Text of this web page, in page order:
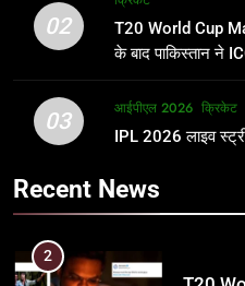
उम्र,
जानकारी
क्रिकेट
2
T20
3
IPL
02
T20 World Cup
के बाद पाकिस्तान ने
03 आईपीएल 2026 क्रिकेट
IPL 2026 लाइव
Recent News
फाइनल
समीकरण
T20 वर्ल्ड
1
अर्जुन
उम्र,
2